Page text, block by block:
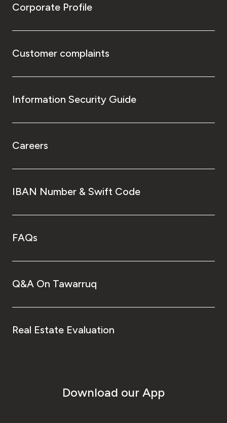
Corporate Profile
Customer complaints
Information Security Guide
Careers
IBAN Number & Swift Code
FAQs
Q&A On Tawarruq
Real Estate Evaluation
Download our App